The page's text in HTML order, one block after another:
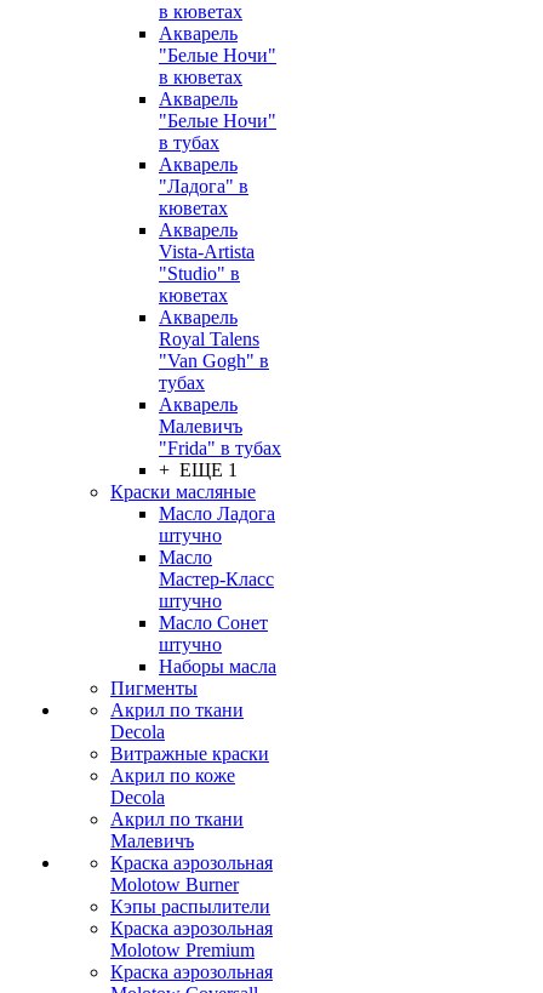
в кюветах
Акварель
"Белые Ночи"
в кюветах
Акварель
"Белые Ночи"
в тубах
Акварель
"Ладога" в
кюветах
Акварель
Vista-Artista
"Studio" в
кюветах
Акварель
Royal Talens
"Van Gogh" в
тубах
Акварель
Малевичъ
"Frida" в тубах
+ ЕЩЕ 1
Краски масляные
Масло Ладога
штучно
Масло
Мастер-Класс
штучно
Масло Сонет
штучно
Наборы масла
Пигменты
Акрил по ткани
Decola
Витражные краски
Акрил по коже
Decola
Акрил по ткани
Малевичъ
Краска аэрозольная
Molotow Burner
Кэпы распылители
Краска аэрозольная
Molotow Premium
Краска аэрозольная